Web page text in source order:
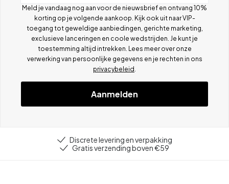
Meld je vandaag nog aan voor de nieuwsbrief en ontvang 10%
korting op je volgende aankoop. Kijk ook uit naar VIP-
toegang tot geweldige aanbiedingen, gerichte marketing,
exclusieve lanceringen en coole wedstrijden. Je kunt je
toestemming altijd intrekken. Lees meer over onze
verwerking van persoonlijke gegevens en je rechten in ons
privacybeleid
Aanmelden
Discrete levering en verpakking
Gratis verzending boven €59